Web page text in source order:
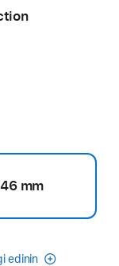
46 mm
edinin